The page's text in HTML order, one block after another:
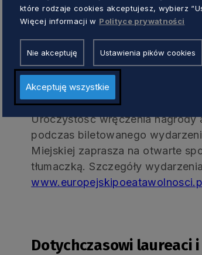
LAUDACJĘ NA CZEŚĆ POETKI
KRZYSZTOF CZYŻEWSKI ORAZ OLGA
LITERACKIEJ NAGRODY NOBLA. FOT.
Uroczystość wręczenia nagrody
podczas biletowanego
Miejskiej zaprasza na otwarte
tłumaczką. Szczegóły
Dotychczasowi laureaci
które rodzaje cookies akceptujesz, wybierz
Więcej informacji w Polityce prywatności
Nie akceptuję Ustawienia pików cookies
Akceptuję wszystkie